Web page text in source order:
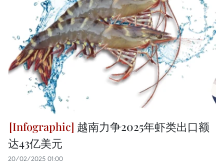
越南力争2025年虾类出口额
达43亿美元
20/02/2025 01:00